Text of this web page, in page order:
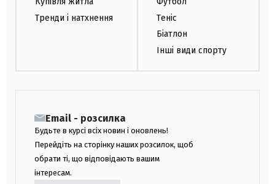
Тренди і натхнення
Теніс
Біатлон
Інші види спорту
Email - розсилка
Будьте в курсі всіх новин і оновлень!
Перейдіть на сторінку наших розсилок, щоб
обрати ті, що відповідають вашим
інтересам.